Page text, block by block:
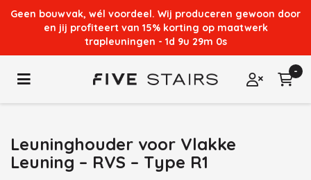
(Inspiratie & advies)
(Klantenservice & hulp)
Geen bouwvak, wél voordeel. Wij produceren gewoon door
en jij profiteert van 15% korting op maatwerk
trapleuningen - 1d 9u 29m 0s
Toggle navigation
-
Leuninghouder voor Vlakke
Leuning – RVS – Type R1